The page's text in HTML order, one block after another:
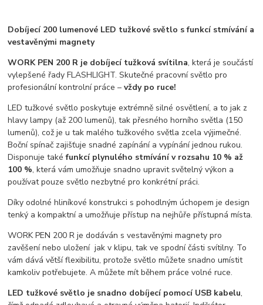
Dobíjecí 200 lumenové LED tužkové světlo s funkcí stmívání a
vestavěnými magnety
WORK PEN 200 R je dobíjecí tužková svítilna, která je součástí
vylepšené řady FLASHLIGHT. Skutečné pracovní světlo pro
profesionální kontrolní práce –vždy po ruce!
LED tužkové světlo poskytuje extrémně silné osvětlení, a to jak z
hlavy lampy (až 200 lumenů), tak přesného horního světla (150
lumenů), což je u tak malého tužkového světla zcela výjimečné.
Boční spínač zajišťuje snadné zapínání a vypínání jednou rukou.
Disponuje takéfunkcí plynulého stmívání v rozsahu 10 % až
100 %, která vám umožňuje snadno upravit světelný výkon a
používat pouze světlo nezbytné pro konkrétní práci.
Díky odolné hliníkové konstrukci s pohodlným úchopem je design
tenký a kompaktní a umožňuje přístup na nejhůře přístupná místa.
WORK PEN 200 R je dodáván s vestavěnými magnety pro
zavěšení nebo uložení jak v klipu, tak ve spodní části svítilny. To
vám dává větší flexibilitu, protože světlo můžete snadno umístit
kamkoliv potřebujete. A můžete mít během práce volné ruce.
LED tužkové světlo je snadno dobíjecí pomocí USB kabelu,